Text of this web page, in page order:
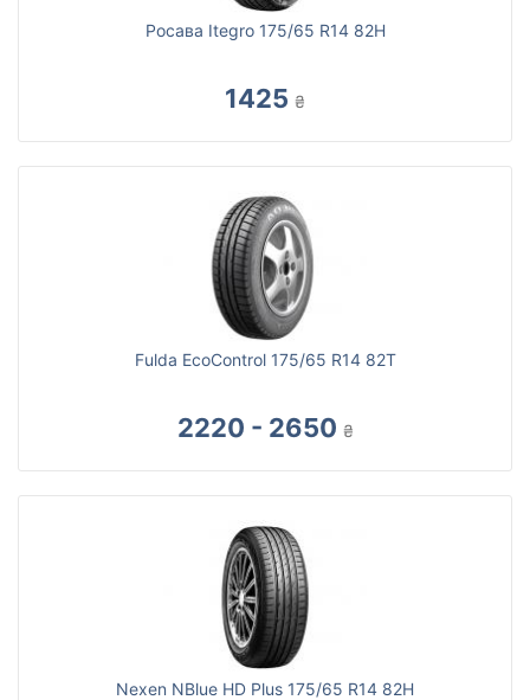
Росава Itegro 175/65 R14 82H
1425 ₴
Fulda EcoControl 175/65 R14 82T
2220 - 2650 ₴
Nexen NBlue HD Plus 175/65 R14 82H